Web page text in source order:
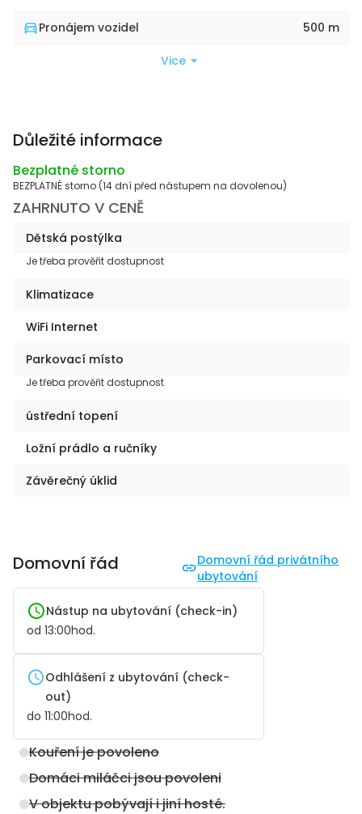
Pronájem vozidel 500 m
Vice
Důležité informace
Bezplatné storno
BEZPLATNÉ storno (14 dní před nástupem na dovolenou)
ZAHRNUTO V CENĚ
Dětská postýlka
Je třeba prověřit dostupnost
Klimatizace
WiFi Internet
Parkovací místo
Je třeba prověřit dostupnost
ústřední topení
Ložní prádlo a ručníky
Závěrečný úklid
Domovní řád
Domovní řád privátního
ubytování
Nástup na ubytování (check-in)
od 13:00hod.
Odhlášení z ubytování (check-
out)
do 11:00hod.
Kouření je povoleno
Domáci miláčci jsou povoleni
V objektu pobývají i jiní hosté.